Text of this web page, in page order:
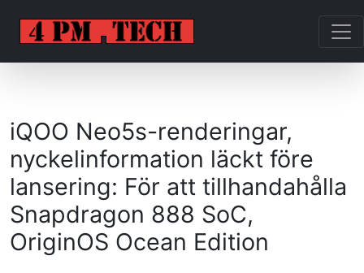
iQOO Neo5s-renderingar,
nyckelinformation läckt före
lansering: För att tillhandahålla
Snapdragon 888 SoC,
OriginOS Ocean Edition